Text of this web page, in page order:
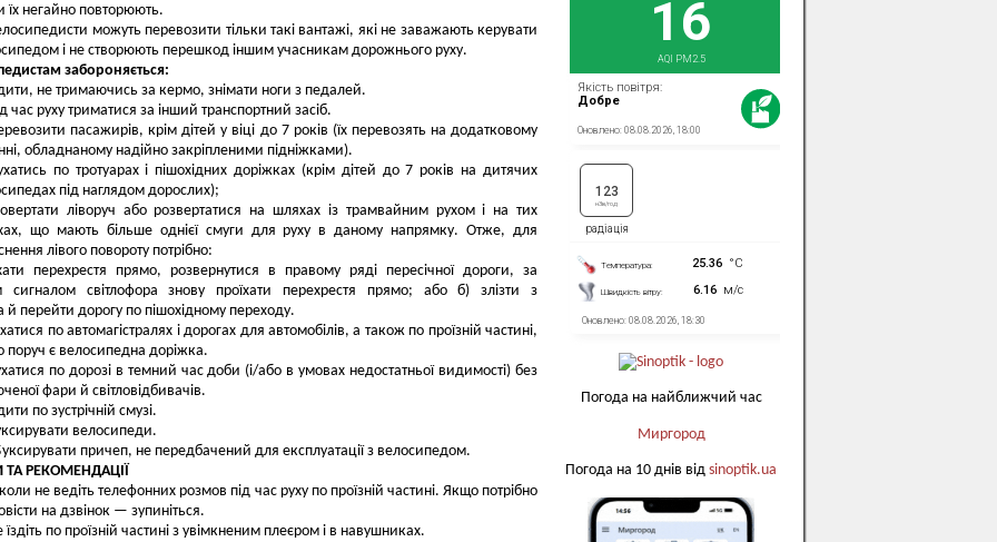
їх негайно повторюють.
можуть перевозити тільки такі вантажі, які не заважають керувати
і не створюють перешкод іншим учасникам дорожнього руху.
забороняється:
не тримаючись за кермо, знімати ноги з педалей.
час руху триматися за інший транспортний засіб.
пасажирів, крім дітей у віці до 7 років (їх перевозять на додатковому
обладнаному надійно закріпленими підніжками).
по тротуарах і пішохідних доріжках (крім дітей до 7 років на дитячих
під наглядом дорослих);
ліворуч або розвертатися на шляхах із трамвайним рухом і на тих
що мають більше однієї смуги для руху в даному напрямку. Отже, для
лівого повороту потрібно:
перехрестя прямо, розвернутися в правому ряді пересічної дороги, за
сигналом світлофора знову проїхати перехрестя прямо; або б) злізти з
й перейти дорогу по пішохідному переходу.
по автомагістралях і дорогах для автомобілів, а також по проїзній частині,
поруч є велосипедна доріжка.
по дорозі в темний час доби (і/або в умовах недостатньої видимості) без
фари й світловідбивачів.
по зустрічній смузі.
велосипеди.
причеп, не передбачений для експлуатації з велосипедом.
РЕКОМЕНДАЦІЇ
не ведіть телефонних розмов під час руху по проїзній частині. Якщо потрібно
на дзвінок — зупиніться.
їздіть по проїзній частині з увімкненим плеєром і в навушниках.
Погода на найближчий час
Миргород
Погода на 10 днів від sinoptik.ua